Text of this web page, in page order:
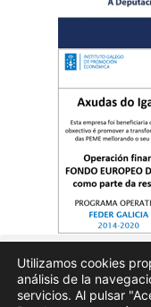
Quienes somos
Utilizamos cookies
análisis de la
servicios. Al pulsar